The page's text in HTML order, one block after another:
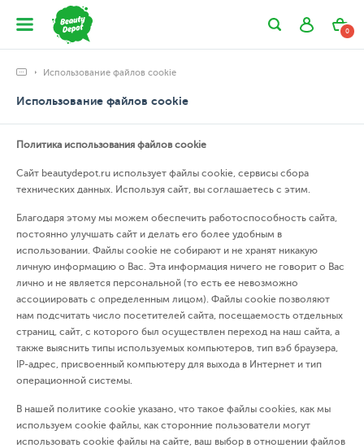
0
Использование файлов cookie
Использование файлов cookie
Политика использования файлов cookie
Сайт beautydepot.ru использует файлы cookie, сервисы сбора
технических данных. Используя сайт, вы соглашаетесь с этим.
Благодаря этому мы можем обеспечить работоспособность сайта,
постоянно улучшать сайт и делать его более удобным в
использовании. Файлы cookie не собирают и не хранят никакую
личную информацию о Вас. Эта информация ничего не говорит о Вас
лично и не является персональной (то есть ее невозможно
ассоциировать с определенным лицом). Файлы cookie позволяют
нам подсчитать число посетителей сайта, посещаемость отдельных
страниц, сайт, с которого был осуществлен переход на наш сайта, а
также выяснить типы используемых компьютеров, тип вэб браузера,
IP-адрес, присвоенный компьютеру для выхода в Интернет и тип
операционной системы.
В нашей политике cookie указано, что такое файлы cookies, как мы
используем cookie файлы, как сторонние пользователи могут
использовать cookie файлы на сайте, ваш выбор в отношении файлов